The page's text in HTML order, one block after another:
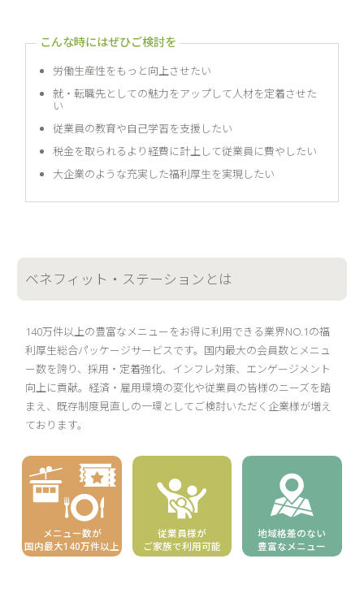
労働生産性をもっと向上させたい
就・転職先としての魅力をアップして人材を定着させた
い
従業員の教育や自己学習を支援したい
税金を取られるより経費に計上して従業員に費やしたい
大企業のような充実した福利厚生を実現したい
ベネフィット・ステーションとは
140万件以上の豊富なメニューをお得に利用できる業界NO.1の福
利厚生総合パッケージサービスです。国内最大の会員数とメニュ
ー数を誇り、採用・定着強化、インフレ対策、エンゲージメント
向上に貢献。経済・雇用環境の変化や従業員の皆様のニーズを踏
まえ、既存制度見直しの一環としてご検討いただく企業様が増え
ております。
メニュー数が
国内最大140万件以上
従業員様が
ご家族で利用可能
地域格差のない
豊富なメニュー